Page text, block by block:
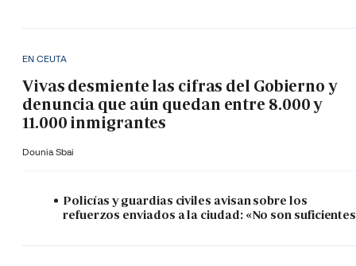
EN CEUTA
Vivas desmiente las cifras del Gobierno y
denuncia que aún quedan entre 8.000 y
11.000 inmigrantes
Dounia Sbai
Policías y guardias civiles avisan sobre los
refuerzos enviados a la ciudad: «No son